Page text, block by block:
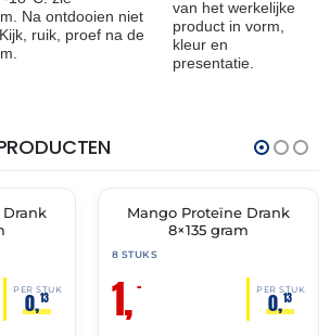
Na ontdooien niet
ruik, proef na de
van het werkelijke
product in vorm,
kleur en
presentatie.
PER STUK
0,13
🔥 OP=OP
Mango Proteïne Drank
8×135 gram
8 STUKS
1,– PER STUK
0,13